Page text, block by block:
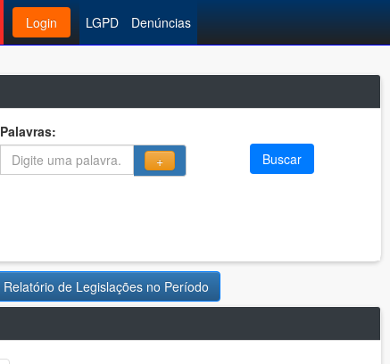
Login LGPD Denúncias
Palavras:
+
Buscar
Relatório de Legislações no Período